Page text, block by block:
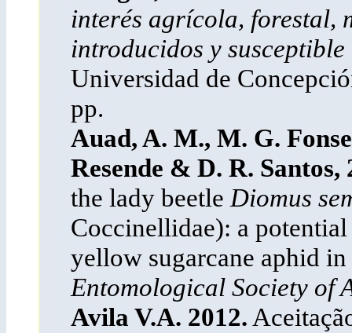
interés agrícola, forestal,
introducidos y
Universidad de
pp.
Auad, A. M., M. G.
Resende & D. R. Santos,
the lady beetle Diomus
Coccinellidae): a
yellow sugarcane aphid
Entomological Society of
Avila V.A. 2012.